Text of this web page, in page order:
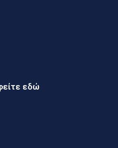
εδώ